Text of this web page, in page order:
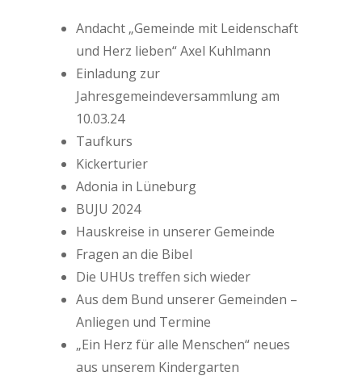
Andacht „Gemeinde mit Leidenschaft
und Herz lieben“ Axel Kuhlmann
Einladung zur
Jahresgemeindeversammlung am
10.03.24
Taufkurs
Kickerturier
Adonia in Lüneburg
BUJU 2024
Hauskreise in unserer Gemeinde
Fragen an die Bibel
Die UHUs treffen sich wieder
Aus dem Bund unserer Gemeinden –
Anliegen und Termine
„Ein Herz für alle Menschen“ neues
aus unserem Kindergarten